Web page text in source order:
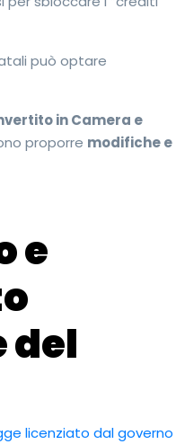
può optare
in Camera e
proporre modifiche e
e
del
licenziato dal governo